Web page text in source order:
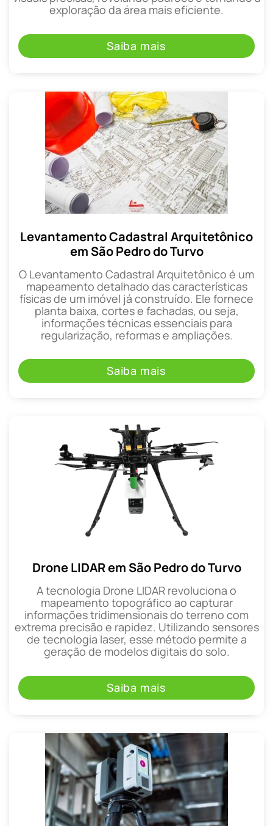
exploração da área mais eficiente.
Saiba mais
Levantamento Cadastral Arquitetônico
em São Pedro do Turvo
O Levantamento Cadastral Arquitetônico é um
mapeamento detalhado das características
físicas de um imóvel já construído. Ele fornece
planta baixa, cortes e fachadas, ou seja,
informações técnicas essenciais para
regularização, reformas e ampliações.
Saiba mais
Drone LIDAR em São Pedro do Turvo
A tecnologia Drone LIDAR revoluciona o
mapeamento topográfico ao capturar
informações tridimensionais do terreno com
extrema precisão e rapidez. Utilizando sensores
de tecnologia laser, esse método permite a
geração de modelos digitais do solo.
Saiba mais